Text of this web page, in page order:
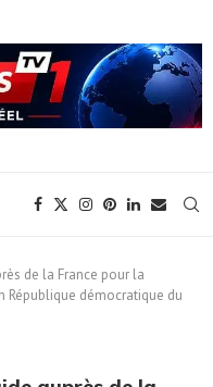
de la France pour la
République démocratique du